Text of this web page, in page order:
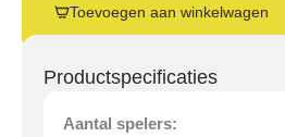
Games
quantity
Toevoegen aan winkelwagen
Productspecificaties
Aantal spelers: